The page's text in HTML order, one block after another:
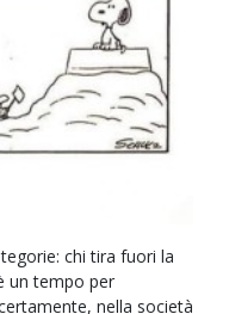
chi tira fuori la
un tempo per
nella società